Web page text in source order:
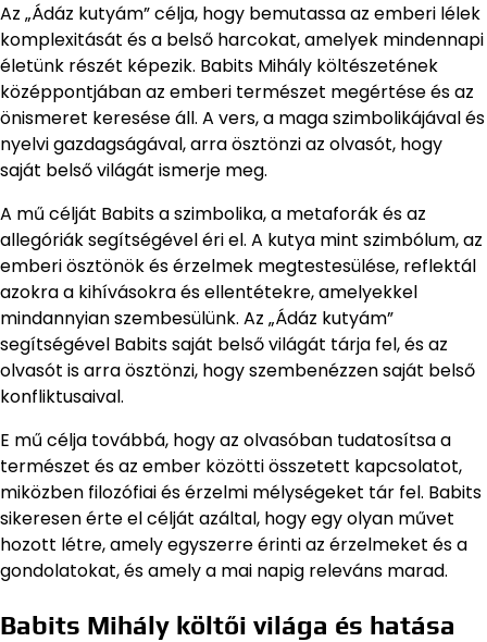
Az „Ádáz kutyám” célja, hogy bemutassa az emberi lélek
komplexitását és a belső harcokat, amelyek mindennapi
életünk részét képezik. Babits Mihály költészetének
középpontjában az emberi természet megértése és az
önismeret keresése áll. A vers, a maga szimbolikájával és
nyelvi gazdagságával, arra ösztönzi az olvasót, hogy
saját belső világát ismerje meg.
A mű célját Babits a szimbolika, a metaforák és az
allegóriák segítségével éri el. A kutya mint szimbólum, az
emberi ösztönök és érzelmek megtestesülése, reflektál
azokra a kihívásokra és ellentétekre, amelyekkel
mindannyian szembesülünk. Az „Ádáz kutyám”
segítségével Babits saját belső világát tárja fel, és az
olvasót is arra ösztönzi, hogy szembenézzen saját belső
konfliktusaival.
E mű célja továbbá, hogy az olvasóban tudatosítsa a
természet és az ember közötti összetett kapcsolatot,
miközben filozófiai és érzelmi mélységeket tár fel. Babits
sikeresen érte el célját azáltal, hogy egy olyan művet
hozott létre, amely egyszerre érinti az érzelmeket és a
gondolatokat, és amely a mai napig releváns marad.
Babits Mihály költői világa és hatása